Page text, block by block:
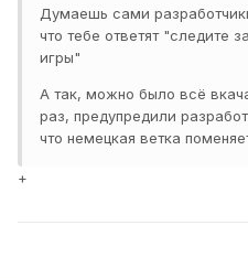
Думаешь сами
что тебе ответят "следите
игры"
А так, можно было всё
раз, предупредили
что немецкая ветка
+